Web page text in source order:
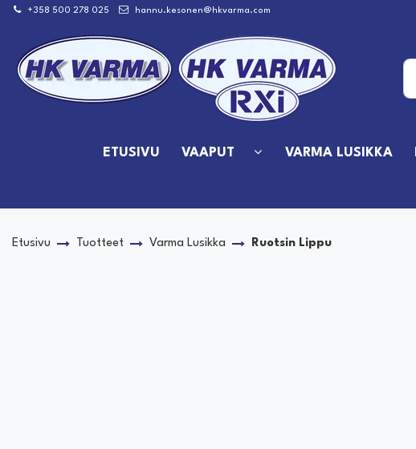
Siirry pääsisältöön
+358 500 278 025 hannu.kesonen@hkvarma.com
ETUSIVU VAAPUT VARMA LUSIKKA
Etusivu Tuotteet Varma Lusikka Ruotsin Lippu